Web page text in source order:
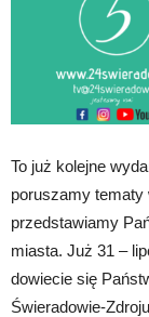
To już kolejne
poruszamy tematy
przedstawiamy
miasta. Już 31 –
dowiecie się
Świeradowie-